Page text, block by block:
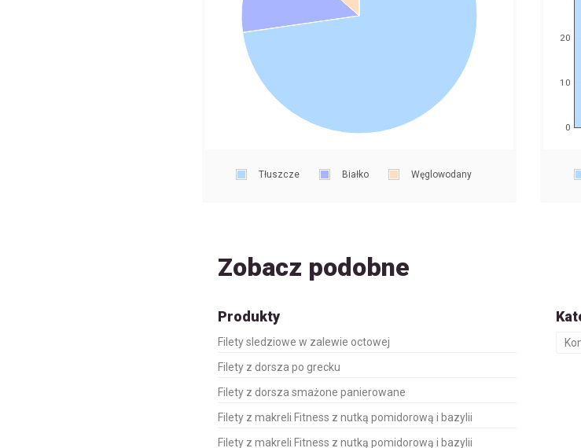
Tłuszcze Białko Węglowodany
0
10
20
Zobacz podobne
Produkty
Filety sledziowe w zalewie octowej
Filety z dorsza po grecku
Filety z dorsza smażone panierowane
Filety z makreli Fitness z nutką pomidorową i bazylii
Filety z makreli Fitness z nutką pomidorową i bazylii